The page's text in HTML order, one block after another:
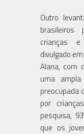
Outro
brasileiros
crianças e
divulgado
Alana, com
uma
preocupada
por
pesquisa,
que os